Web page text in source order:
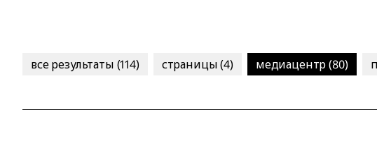
все результаты (114) страницы (4) медиацентр (80)